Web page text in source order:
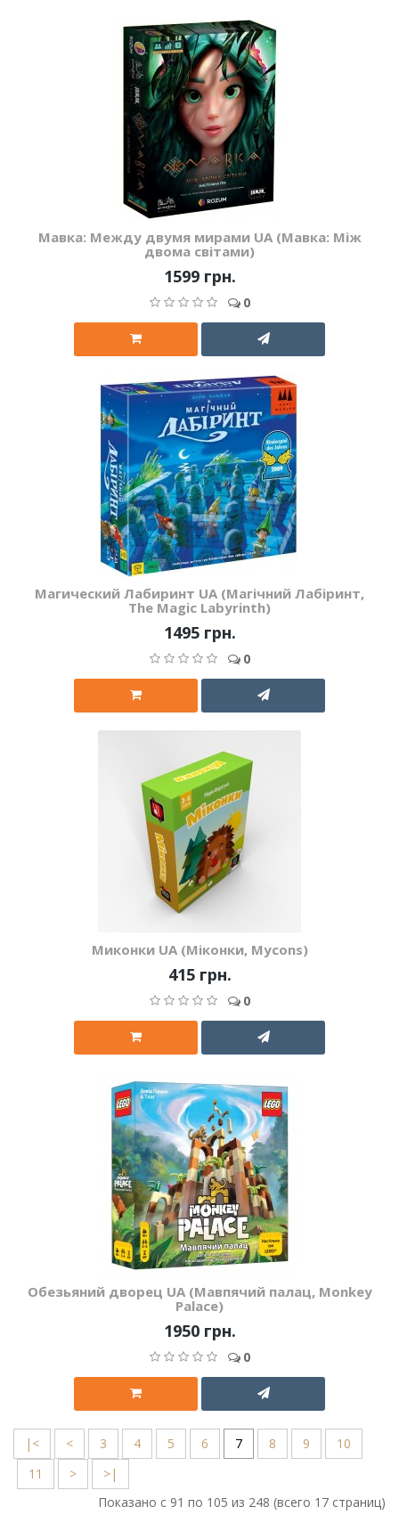
Мавка: Между двумя мирами UA (Мавка: Між
двома світами)
1599 грн.
0
Магический Лабиринт UA (Магічний Лабіринт,
The Magic Labyrinth)
1495 грн.
0
Миконки UA (Міконки, Mycons)
415 грн.
0
Обезьяний дворец UA (Мавпячий палац, Monkey
Palace)
1950 грн.
0
|< < 3 4 5 6 7 8 9
10
11
>
>|
Показано с 91 по 105 из 248 (всего 17 страниц)